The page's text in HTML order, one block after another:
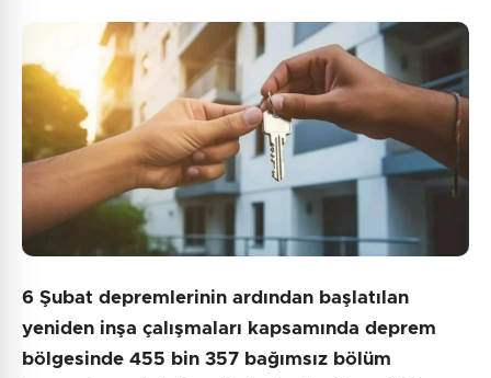
6 Şubat depremlerinin ardından başlatılan
yeniden inşa çalışmaları kapsamında deprem
bölgesinde 455 bin 357 bağımsız bölüm